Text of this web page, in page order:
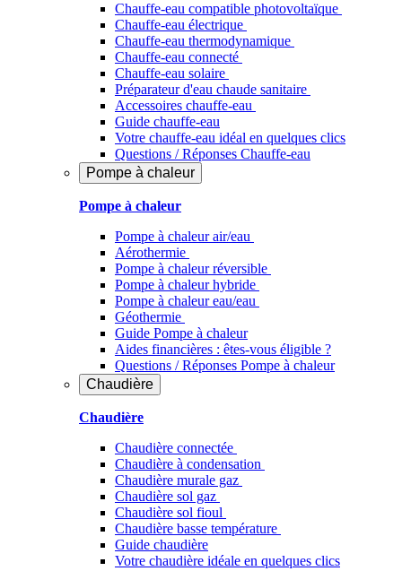
Chauffe-eau compatible photovoltaïque
Chauffe-eau électrique
Chauffe-eau thermodynamique
Chauffe-eau connecté
Chauffe-eau solaire
Préparateur d'eau chaude sanitaire
Accessoires chauffe-eau
Guide chauffe-eau
Votre chauffe-eau idéal en quelques clics
Questions / Réponses Chauffe-eau
Pompe à chaleur
Pompe à chaleur
Pompe à chaleur air/eau
Aérothermie
Pompe à chaleur réversible
Pompe à chaleur hybride
Pompe à chaleur​ eau/eau
Géothermie
Guide Pompe à chaleur
Aides financières : êtes-vous éligible ?
Questions / Réponses Pompe à chaleur
Chaudière
Chaudière
Chaudière connectée
Chaudière à condensation
Chaudière murale gaz
Chaudière sol gaz
Chaudière sol fioul
Chaudière basse température
Guide chaudière
Votre chaudière idéale en quelques clics